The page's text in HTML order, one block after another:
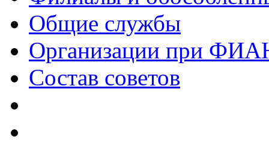
Общие службы
Организации при
Состав советов